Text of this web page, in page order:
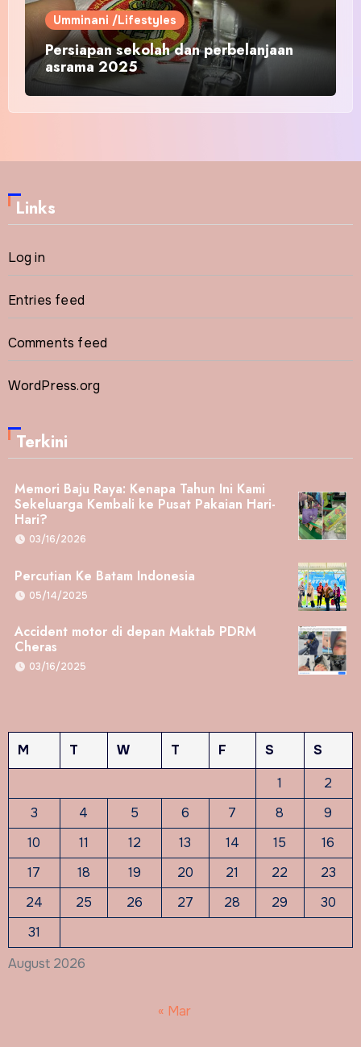
Umminani /Lifestyles
Persiapan sekolah dan perbelanjaan
asrama 2025
Links
Log in
Entries feed
Comments feed
WordPress.org
Terkini
Memori Baju Raya: Kenapa Tahun Ini Kami
Sekeluarga Kembali ke Pusat Pakaian Hari-
Hari?
03/16/2026
Percutian Ke Batam Indonesia
05/14/2025
Accident motor di depan Maktab PDRM
Cheras
03/16/2025
August 2026
M T W T F S
S
1
2
3
4 5 6 7 8
9
10
11 12 13 14 15
16
17
18 19 20 21 22
23
24
25 26 27 28 29
30
31
« Mar